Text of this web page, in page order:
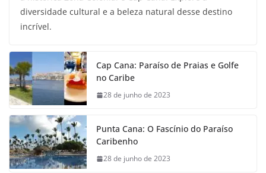
diversidade cultural e a beleza natural desse destino
incrível.
Cap Cana: Paraíso de Praias e Golfe
no Caribe
28 de junho de 2023
Punta Cana: O Fascínio do Paraíso
Caribenho
28 de junho de 2023